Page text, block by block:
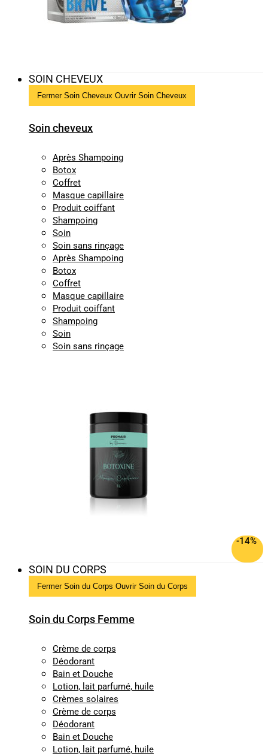
SOIN CHEVEUX
Fermer Soin Cheveux Ouvrir Soin Cheveux
Soin cheveux
Après Shampoing
Botox
Coffret
Masque capillaire
Produit coiffant
Shampoing
Soin
Soin sans rinçage
Après Shampoing
Botox
Coffret
Masque capillaire
Produit coiffant
Shampoing
Soin
Soin sans rinçage
-14%
SOIN DU CORPS
Fermer Soin du Corps Ouvrir Soin du Corps
Soin du Corps Femme
Crème de corps
Déodorant
Bain et Douche
Lotion, lait parfumé, huile
Crèmes solaires
Crème de corps
Déodorant
Bain et Douche
Lotion, lait parfumé, huile